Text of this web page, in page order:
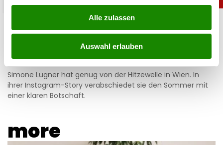
Alle zulassen
Auswahl erlauben
promitalk
Simone mit Ansage auf Instagram: „Komm nie
wieder”
05.08.2026 UM 14:47,JOVANA BOROJEVIC
Simone Lugner hat genug von der Hitzewelle in Wien. In
ihrer Instagram-Story verabschiedet sie den Sommer mit
einer klaren Botschaft.
more